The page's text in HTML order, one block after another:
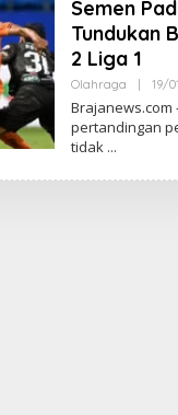
Semen
Tundukan
2 Liga 1
Olahraga | 19/
Brajanews.com
pertandingan
tidak